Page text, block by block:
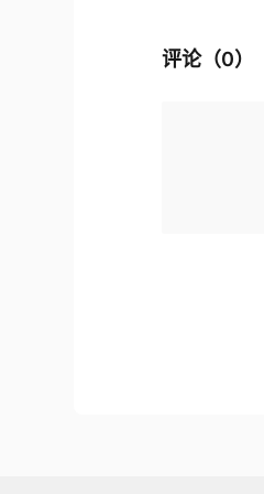
评论（0）